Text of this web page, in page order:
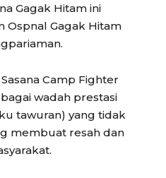
Gagak Hitam ini
Ospnal Gagak Hitam
Camp Fighter
wadah prestasi
tawuran) yang tidak
membuat resah dan